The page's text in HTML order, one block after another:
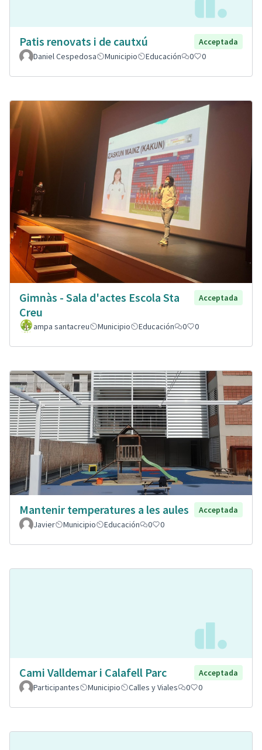
Patis renovats i de cautxú
Acceptada
Daniel Cespedosa
Municipio Educación 0 0
Gimnàs - Sala d'actes Escola Sta
Creu
Acceptada
ampa santacreu Municipio Educación 0 0
Mantenir temperatures a les aules
Acceptada
Javier
Municipio Educación 0 0
Cami Valldemar i Calafell Parc
Acceptada
Participantes
Municipio Calles y Viales 0 0